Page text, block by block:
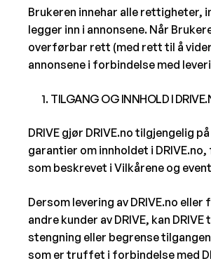
Brukeren innehar alle rettigheter,
legger inn i annonsene. Når
overførbar rett (med rett til å
annonsene i forbindelse med
TILGANG OG INNHOLD I
DRIVE gjør DRIVE.no tilgjengelig
garantier om innholdet i
som beskrevet i Vilkårene og
Dersom levering av DRIVE.no
andre kunder av DRIVE, kan
stengning eller begrense
som er truffet i forbindelse med